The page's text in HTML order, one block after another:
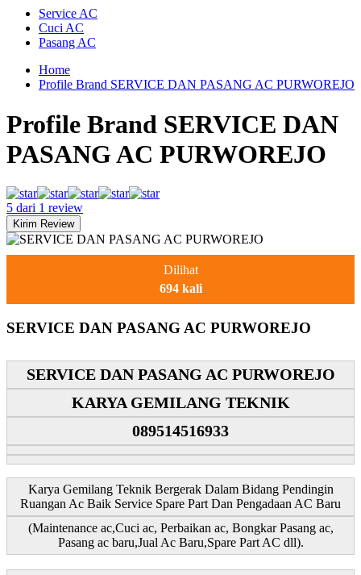
Service AC
Cuci AC
Pasang AC
Home
Profile Brand SERVICE DAN PASANG AC PURWOREJO
Profile Brand SERVICE DAN
PASANG AC PURWOREJO
5 dari 1 review
Dilihat
694 kali
SERVICE DAN PASANG AC PURWOREJO
SERVICE DAN PASANG AC PURWOREJO
KARYA GEMILANG TEKNIK
089514516933
Karya Gemilang Teknik Bergerak Dalam Bidang Pendingin
Ruangan Ac Baik Service Spare Part Dan Pengadaan AC Baru
(Maintenance ac,Cuci ac, Perbaikan ac, Bongkar Pasang ac,
Pasang ac baru,Jual Ac Baru,Spare Part AC dll).